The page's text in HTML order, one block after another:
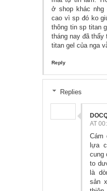
ở shop khác nhg
cao vì sp đó ko
thông tin sp titan
tháng nay đã thấy
titan gel của nga
Reply
Replies
AT
Cám
lựa
cung
to
là
sản